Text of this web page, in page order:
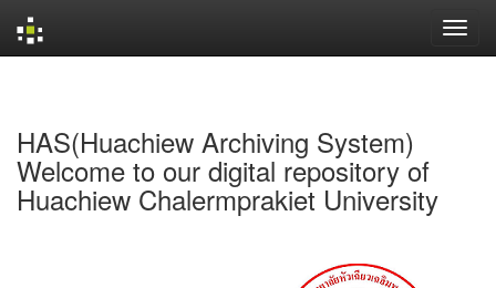
HAS(Huachiew Archiving System)
Welcome to our digital repository of
Huachiew Chalermprakiet University